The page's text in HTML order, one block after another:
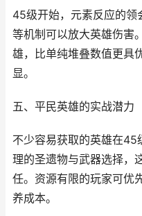
45级开始，元素反应的领
等机制可以放大英雄伤害
雄，比单纯堆叠数值更具
显。
五、平民英雄的实战潜力
不少容易获取的英雄在45
理的圣遗物与武器选择，
任。资源有限的玩家可优
养成本。